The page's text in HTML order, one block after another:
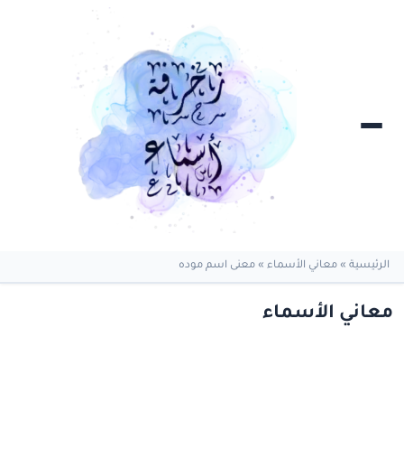
الرئيسية » معاني الأسماء » معنى اسم موده
معاني الأسماء